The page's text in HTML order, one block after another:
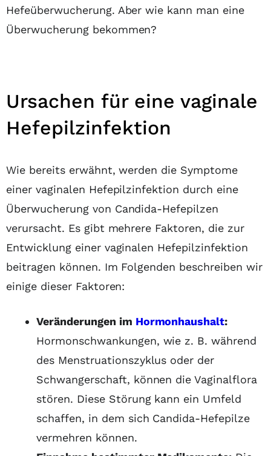
Hefeüberwucherung. Aber wie kann man eine
Überwucherung bekommen?
Ursachen für eine vaginale
Hefepilzinfektion
Wie bereits erwähnt, werden die Symptome
einer vaginalen Hefepilzinfektion durch eine
Überwucherung von Candida-Hefepilzen
verursacht. Es gibt mehrere Faktoren, die zur
Entwicklung einer vaginalen Hefepilzinfektion
beitragen können. Im Folgenden beschreiben wir
einige dieser Faktoren:
Veränderungen im Hormonhaushalt:
Hormonschwankungen, wie z. B. während
des Menstruationszyklus oder der
Schwangerschaft, können die Vaginalflora
stören. Diese Störung kann ein Umfeld
schaffen, in dem sich Candida-Hefepilze
vermehren können.